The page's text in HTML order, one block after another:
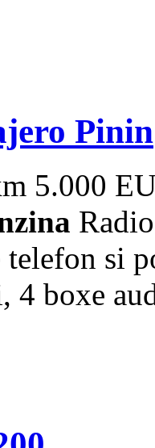
Pinin
5.000
si
4 boxe